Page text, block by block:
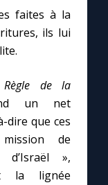
faites à la
ils lui
Règle de la
un net
dire que ces
de
»,
la lignée